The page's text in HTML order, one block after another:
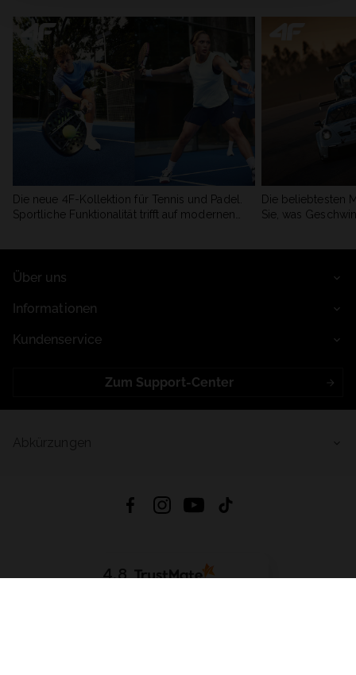
Die neue 4F-Kollektion für Tennis und Padel.
Sportliche Funktionalität trifft auf modernen
Die beliebtesten
Sie, was
Über uns
Informationen
Kundenservice
Zum Support-Center
4.8